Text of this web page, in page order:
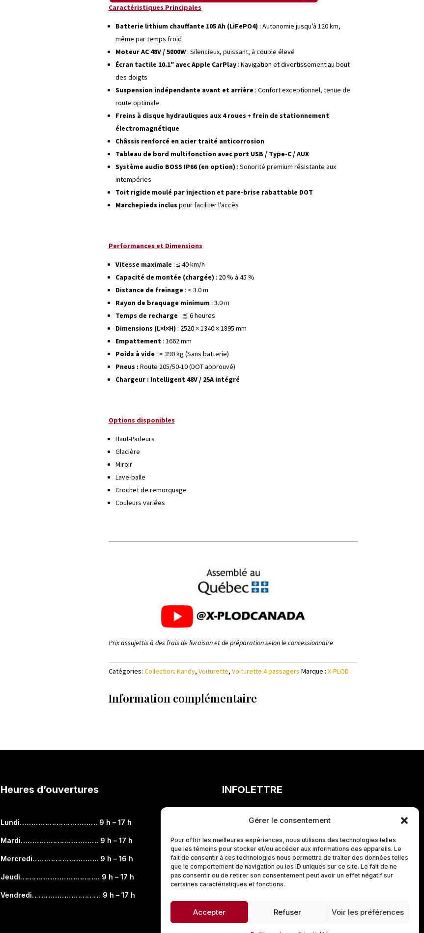
Gérer le consentement
Pour offrir les meilleures expériences, nous utilisons des technologies telles
que les témoins pour stocker et/ou accéder aux informations des appareils. Le
fait de consentir à ces technologies nous permettra de traiter des données telles
que le comportement de navigation ou les ID uniques sur ce site. Le fait de ne
pas consentir ou de retirer son consentement peut avoir un effet négatif sur
certaines caractéristiques et fonctions.
Accepter Refuser Voir les préférences
Caractéristiques Principales
Batterie lithium chauffante 105 Ah (LiFePO4) : Autonomie jusqu’à 120 km,
même par temps froid
Moteur AC 48V / 5000W: Silencieux, puissant, à couple élevé
Écran tactile 10.1″ avec Apple CarPlay: Navigation et divertissement au bout
des doigts
Suspension indépendante avant et arrière : Confort exceptionnel, tenue de
route optimale
Freins à disque hydrauliques aux 4 roues + frein de stationnement
électromagnétique
Châssis renforcé en acier traité anticorrosion
Tableau de bord multifonction avec port USB / Type-C / AUX
Système audio BOSS IP66 (en option) : Sonorité premium résistante aux
intempéries
Toit rigide moulé par injection et pare-brise rabattable DOT
Marchepieds inclus pour faciliter l’accès
Performances et Dimensions
Vitesse maximale : ≤ 40 km/h
Capacité de montée (chargée) : 20 % à 45 %
Distance de freinage : < 3.0 m
Rayon de braquage minimum: 3.0 m
Temps de recharge : ≦ 6 heures
Dimensions (L×l×H) : 2520 × 1340 × 1895 mm
Empattement : 1662 mm
Poids à vide : ≤ 390 kg (Sans batterie)
Pneus : Route 205/50-10 (DOT approuvé)
Chargeur : Intelligent 48V / 25A intégré
Options disponibles
Haut-Parleurs
Glacière
Miroir
Lave-balle
Crochet de remorquage
Couleurs variées
Prix assujettis à des frais de livraison et de préparation selon le concessionnaire
Catégories: Collection: Kandy, Voiturette, Voiturette 4 passagers Marque : X-PLOD
Information complémentaire
Heures d’ouvertures
Lundi……………………………. 9 h – 17 h
Mardi……………………………. 9 h – 17 h
Mercredi……………………….. 9 h – 16 h
Jeudi…………………………….. 9 h – 17 h
Vendredi………………………… 9 h – 17 h
INFOLETTRE